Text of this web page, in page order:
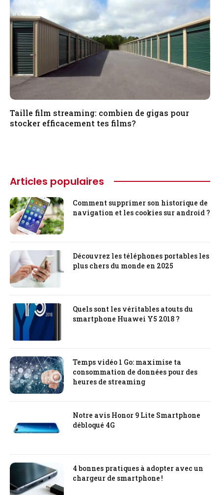
Taille film streaming: combien de gigas pour
stocker efficacement tes films?
Articles populaires
Comment supprimer son historique de
navigation et les cookies sur android ?
Découvrez les téléphones portables les
plus chers du monde en 2025
Quels sont les véritables atouts du
smartphone Huawei Y5 2018 ?
Temps vidéo 1 Go: maximise ta
consommation de données pour des
heures de streaming
Notre avis Honor 9 Lite Smartphone
débloqué 4G
4 bonnes pratiques à adopter avec un
chargeur de smartphone !